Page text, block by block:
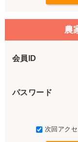
農
会員ID
パスワード
次回アク